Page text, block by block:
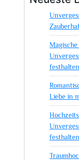
festhalten
Liebe in
festhalten